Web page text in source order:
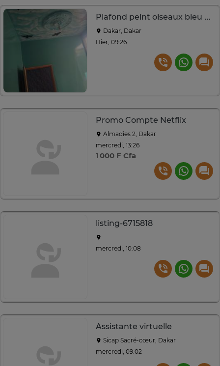
Plafond peint oiseaux bleu ciel vert tendre déco
Dakar, Dakar
Hier, 09:26
Promo Compte Netflix
Almadies 2, Dakar
mercredi, 13:26
1 000 F Cfa
listing-6715818
mercredi, 10:08
Assistante virtuelle
Sicap Sacré-cœur, Dakar
mercredi, 09:02